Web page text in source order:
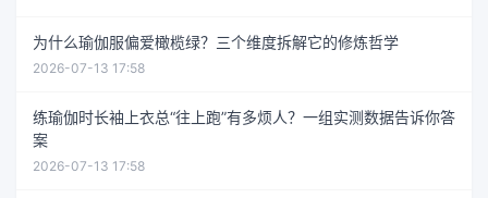
为什么瑜伽服偏爱橄榄绿？三个维度拆解它的修炼哲学
2026-07-13 17:58
练瑜伽时长袖上衣总“往上跑”有多烦人？一组实测数据告诉你答
案
2026-07-13 17:58